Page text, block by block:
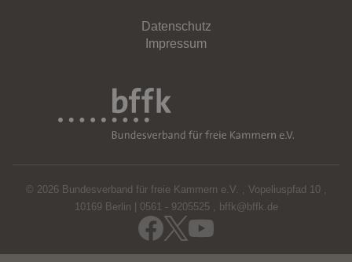
Datenschutz
Impressum
© 2026 Bundesverband für freie Kammern e.V. Vopeliuspfad 10,
10169 Berlin
0561 - 9205525, bffk@bffk.de